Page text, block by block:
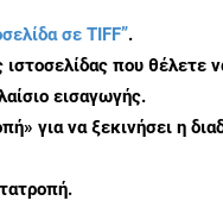
σε TIFF”.
ιστοσελίδας που θέλετε
εισαγωγής.
για να ξεκινήσει η